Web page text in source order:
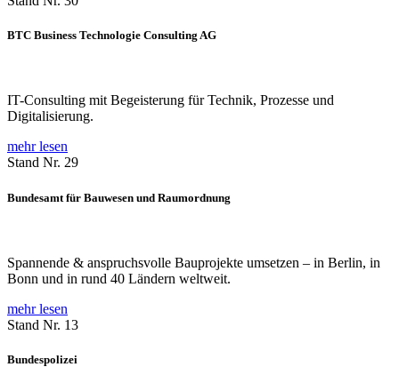
BTC Business Technologie Consulting AG
IT-Consulting mit Begeisterung für Technik, Prozesse und
Digitalisierung.
mehr lesen
Stand Nr. 29
Bundesamt für Bauwesen und Raumordnung
Spannende & anspruchsvolle Bauprojekte umsetzen – in Berlin, in
Bonn und in rund 40 Ländern weltweit.
mehr lesen
Stand Nr. 13
Bundespolizei